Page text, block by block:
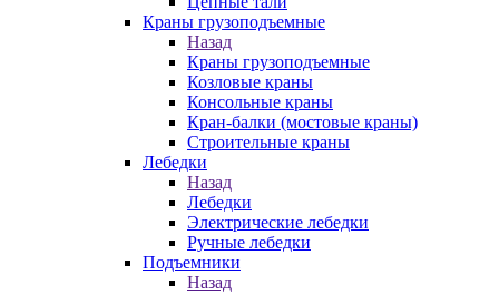
Краны грузоподъемные
Назад
Краны грузоподъемные
Козловые краны
Консольные краны
Кран-балки (мостовые краны)
Строительные краны
Лебедки
Назад
Лебедки
Электрические лебедки
Ручные лебедки
Подъемники
Назад